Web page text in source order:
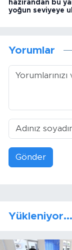
hazirandan bu
yoğun seviyeye
Yorumlar
Gönder
Yükleniyor...